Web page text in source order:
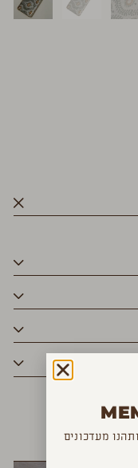
YOU
מעדכונים